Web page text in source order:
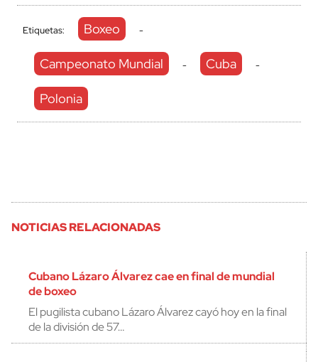
Etiquetas: Boxeo -
Campeonato Mundial - Cuba -
Polonia
NOTICIAS RELACIONADAS
Cubano Lázaro Álvarez cae en final de mundial
de boxeo
El pugilista cubano Lázaro Álvarez cayó hoy en la final
de la división de 57…